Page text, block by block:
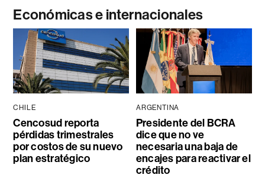
Económicas e internacionales
CHILE
Cencosud reporta
pérdidas trimestrales
por costos de su nuevo
plan estratégico
ARGENTINA
Presidente del BCRA
dice que no ve
necesaria una baja de
encajes para reactivar el
crédito